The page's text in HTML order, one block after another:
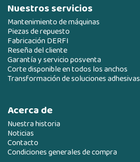
Nuestros servicios
Mantenimiento de máquinas
Piezas de repuesto
Fabricación DERFI
Reseña del cliente
Garantía y servicio posventa
Corte disponible en todos los anchos
Transformación de soluciones adhesivas
Acerca de
Nuestra historia
Noticias
Contacto
Condiciones generales de compra